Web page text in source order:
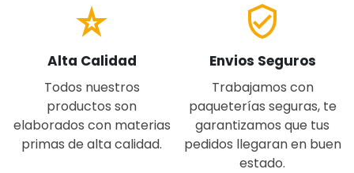
star_rate
Alta Calidad
Todos nuestros
productos son
elaborados con materias
primas de alta calidad.
verified_user
Envios Seguros
Trabajamos con
paqueterías seguras, te
garantizamos que tus
pedidos llegaran en buen
estado.